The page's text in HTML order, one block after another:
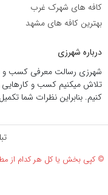
کافه های شهرک غرب
بهترین کافه های مشهد
درباره شهرزی
شهرزی رسالت معرفی کسب و
تلاش میکنیم کسب و کارهایی
کنیم. بنابراین نظرات شما
کپی بخش یا کل هر کدام از